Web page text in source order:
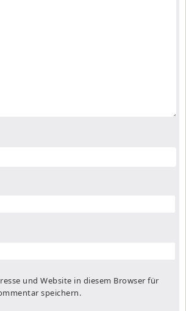
und Website in diesem Browser für
speichern.